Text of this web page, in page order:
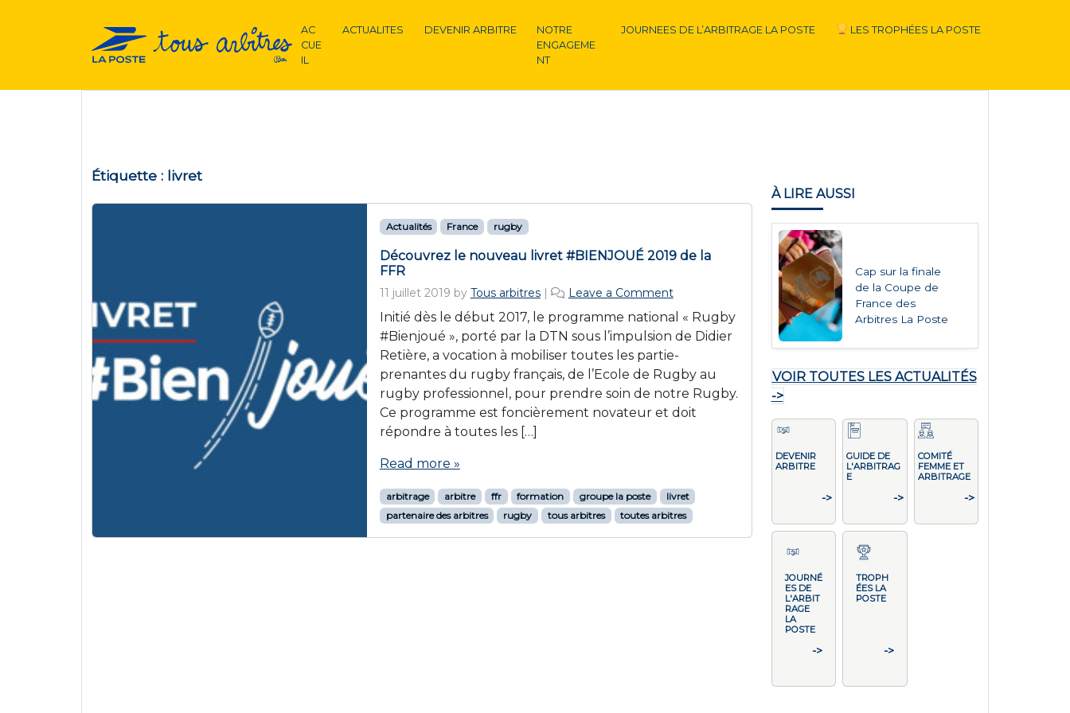
AC
CUE
IL
ACTUALITES DEVENIR ARBITRE
NOTRE
ENGAGEME
NT
JOURNEES DE L’ARBITRAGE LA POSTE LES TROPHÉES LA POSTE
Étiquette : livret
Actualités France rugby
Découvrez le nouveau livret #BIENJOUÉ 2019 de la
FFR
11 juillet 2019 by Tous arbitres | Leave a Comment
Initié dès le début 2017, le programme national « Rugby
#Bienjoué », porté par la DTN sous l’impulsion de Didier
Retière, a vocation à mobiliser toutes les partie-
prenantes du rugby français, de l’Ecole de Rugby au
rugby professionnel, pour prendre soin de notre Rugby.
Ce programme est foncièrement novateur et doit
répondre à toutes les […]
Read more »
arbitrage arbitre ffr formation groupe la poste
livret
partenaire des arbitres
rugby tous arbitres toutes arbitres
À LIRE AUSSI
Cap sur la finale
de la Coupe de
France des
Arbitres La Poste
VOIR TOUTES LES ACTUALITÉS
->
DEVENIR
ARBITRE
->
GUIDE DE
L'ARBITRAG
E
->
COMITÉ
FEMME ET
ARBITRAGE
->
JOURNÉ
ES DE
L'ARBIT
RAGE
LA
POSTE
->
TROPH
ÉES LA
POSTE
->